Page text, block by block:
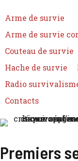
Arme de survie
Arme de survie
Couteau de survie
Hache de survie
Radio
Contacts
Premiers